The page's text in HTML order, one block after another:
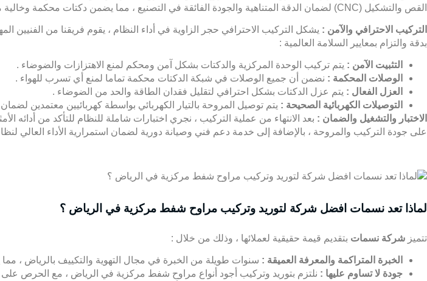
القص والتشكيل (CNC) لضمان الدقة المتناهية والجودة الفائقة في التصنيع ، مما يضمن دكتات محكمة وخالية من التسريبات .
التركيب الاحترافي والآمن : يشكل التركيب الاحترافي حجر الزاوية في أداء النظام ، يقوم فريقنا من
بدقة والتزام بمعايير السلامة العالمية :
التثبيت الآمن : يتم تركيب الوحدة المركزية والدكتات بشكل آمن ومحكم لمنع الاهتزازات والضوضاء .
الوصلات المحكمة : نضمن أن جميع الوصلات في شبكة الدكتات محكمة تماما لمنع أي تسرب للهواء .
العزل الفعال : يتم عزل الدكتات بشكل احترافي لتقليل فقدان الطاقة والحد من الضوضاء .
التوصيلات الكهربائية الصحيحة : يتم توصيل المروحة بالتيار الكهربائي بواسطة كهربائيين معتمدين لضمان
الاختبار والتشغيل والضمان : بعد الانتهاء من عملية التركيب ، نجري اختبارات شاملة للنظام للتأكد من
على جودة التركيب والمروحة ، بالإضافة إلى خدمة دعم فني وصيانة دورية لضمان استمرارية الأداء العالي
لماذا تعد نسمات افضل شركة لتوريد وتركيب مراوح شفط مركزية في الرياض ؟
تتميز شركة نسمات بتقديم قيمة حقيقية لعملائها ، وذلك من خلال :
الخبرة المتراكمة والمعرفة العميقة : سنوات طويلة من الخبرة في مجال التهوية والتكييف بالرياض ، مما
جودة لا تساوم عليها : نلتزم بتوريد وتركيب أجود أنواع مراوح شفط مركزية في الرياض ، مع الحرص